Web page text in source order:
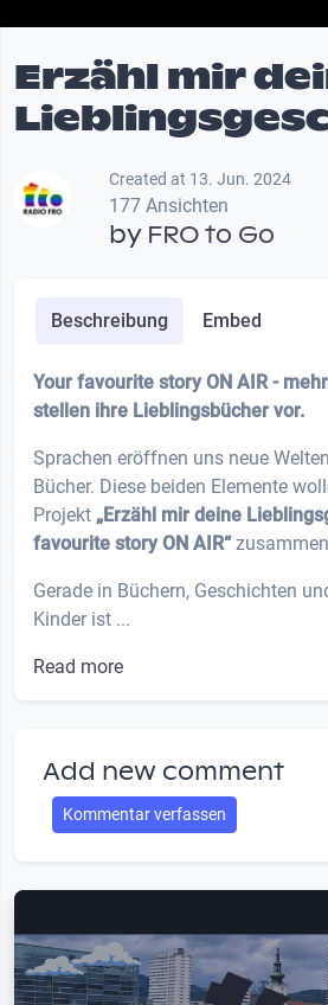
Erzähl mir
Created at 13. Jun. 2024
177 Ansichten
by FRO to Go
Beschreibung Embed
Your favourite story ON AIR -
stellen ihre Lieblingsbücher vor.
Sprachen eröffnen uns neue
Bücher. Diese beiden Elemente
Projekt „Erzähl mir deine
favourite story ON AIR“
Gerade in Büchern, Geschichten
Kinder ist ...
Read more
Add new comment
Kommentar verfassen